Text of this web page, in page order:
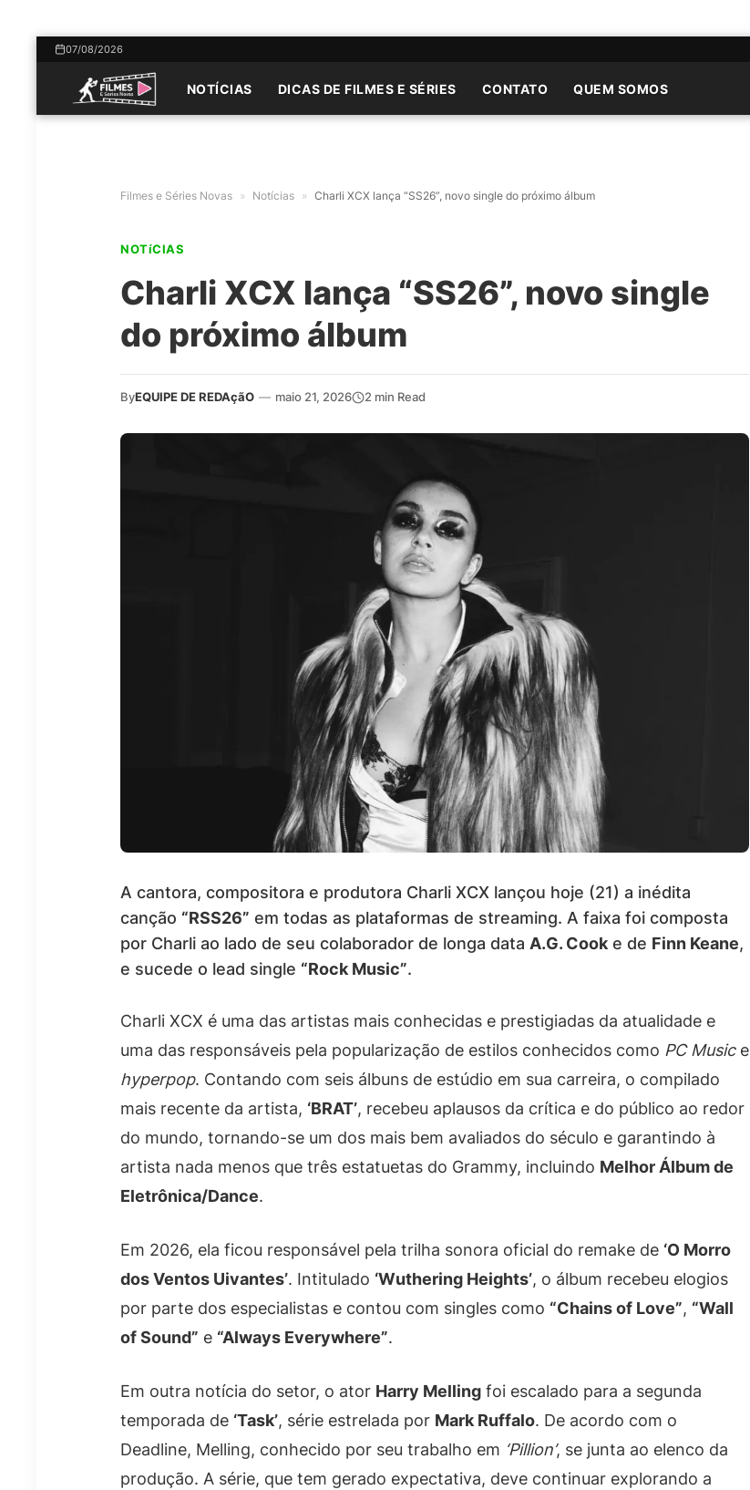
07/08/2026
NOTÍCIAS DICAS DE FILMES E SÉRIES CONTATO QUEM SOMOS
Filmes e Séries Novas » Notícias » Charli XCX lança “SS26”, novo single do próximo álbum
NOTíCIAS
Charli XCX lança “SS26”, novo single
do próximo álbum
ByEQUIPE DE REDAçãO — maio 21, 2026 2 min Read
A cantora, compositora e produtora Charli XCX lançou hoje (21) a inédita
canção “RSS26” em todas as plataformas de streaming. A faixa foi composta
por Charli ao lado de seu colaborador de longa data A.G. Cooke de Finn Keane,
e sucede o lead single “Rock Music”.
Charli XCX é uma das artistas mais conhecidas e prestigiadas da atualidade e
uma das responsáveis pela popularização de estilos conhecidos como PC Musice
hyperpop. Contando com seis álbuns de estúdio em sua carreira, o compilado
mais recente da artista, ‘BRAT’, recebeu aplausos da crítica e do público ao redor
do mundo, tornando-se um dos mais bem avaliados do século e garantindo à
artista nada menos que três estatuetas do Grammy, incluindo Melhor Álbum de
Eletrônica/Dance.
Em 2026, ela ficou responsável pela trilha sonora oficial do remake de ‘O Morro
dos Ventos Uivantes’. Intitulado ‘Wuthering Heights’, o álbum recebeu elogios
por parte dos especialistas e contou com singles como “Chains of Love”, “Wall
of Sound” e “Always Everywhere”.
Em outra notícia do setor, o ator Harry Melling foi escalado para a segunda
temporada de ‘Task’, série estrelada por Mark Ruffalo. De acordo com o
Deadline, Melling, conhecido por seu trabalho em ‘Pillion’, se junta ao elenco da
produção. A série, que tem gerado expectativa, deve continuar explorando a